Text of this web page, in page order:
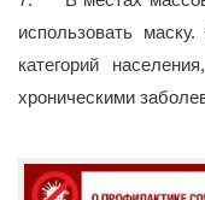
использовать
категорий
хроническими